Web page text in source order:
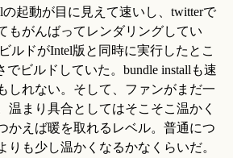
起動が目に見えて速いし、twitterで
もがんばってレンダリングしてい
ルドがIntel版と同時に実行したとこ
でビルドしていた。bundle installも速
しれない。そして、ファンがまだ一
温まり具合としてはそこそこ温かく
かえば暖を取れるレベル。普通につ
りも少し温かくなるかなくらいだ。